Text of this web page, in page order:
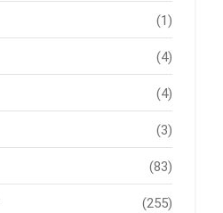
(1)
(4)
(4)
(3)
(83)
(255)